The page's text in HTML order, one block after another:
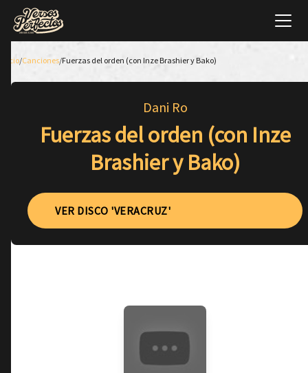
Inicio/Canciones/Fuerzas del orden (con Inze Brashier y Bako)
Dani Ro
Fuerzas del orden (con Inze
Brashier y Bako)
VER DISCO 'VERACRUZ'